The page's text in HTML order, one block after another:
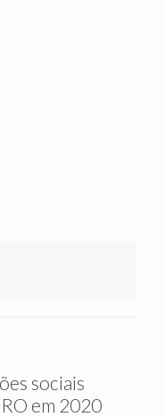
sociais
em 2020